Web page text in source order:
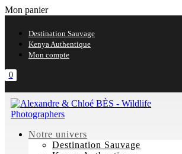
Mon panier
Destination Sauvage
Kenya Authentique
Mon compte
0
Notre univers
Destination Sauvage